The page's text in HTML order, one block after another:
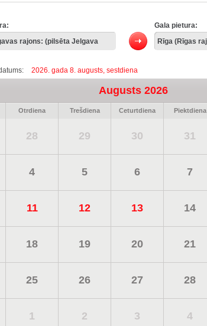
Gala pietura:
2026. gada 8. augusts, sestdiena
Augusts 2026
Otrdiena Trešdiena Ceturtdiena Piektdiena
28 29 30 31
4 5 6 7
11 12 13 14
18 19 20 21
25 26 27 28
1 2 3 4